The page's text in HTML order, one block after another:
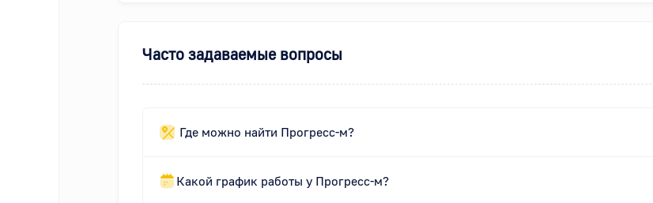
Часто задаваемые вопросы
Где можно найти Прогресс-м?
Какой график работы у Прогресс-м?